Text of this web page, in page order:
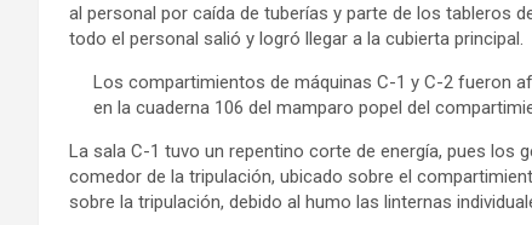
al personal por caída de tuberías y parte de los tableros
todo el personal salió y logró llegar a la cubierta principal.
Los compartimientos de máquinas C-1 y C-2 fueron
en la cuaderna 106 del mamparo popel del
La sala C-1 tuvo un repentino corte de energía, pues los
comedor de la tripulación, ubicado sobre el
sobre la tripulación, debido al humo las linternas